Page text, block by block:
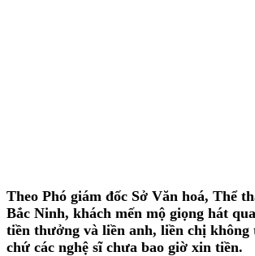
Theo Phó giám đốc Sở Văn hoá, Thể
Bắc Ninh, khách mến mộ giọng hát
tiền thưởng và liền anh, liền chị không
chứ các nghệ sĩ chưa bao giờ xin tiền.